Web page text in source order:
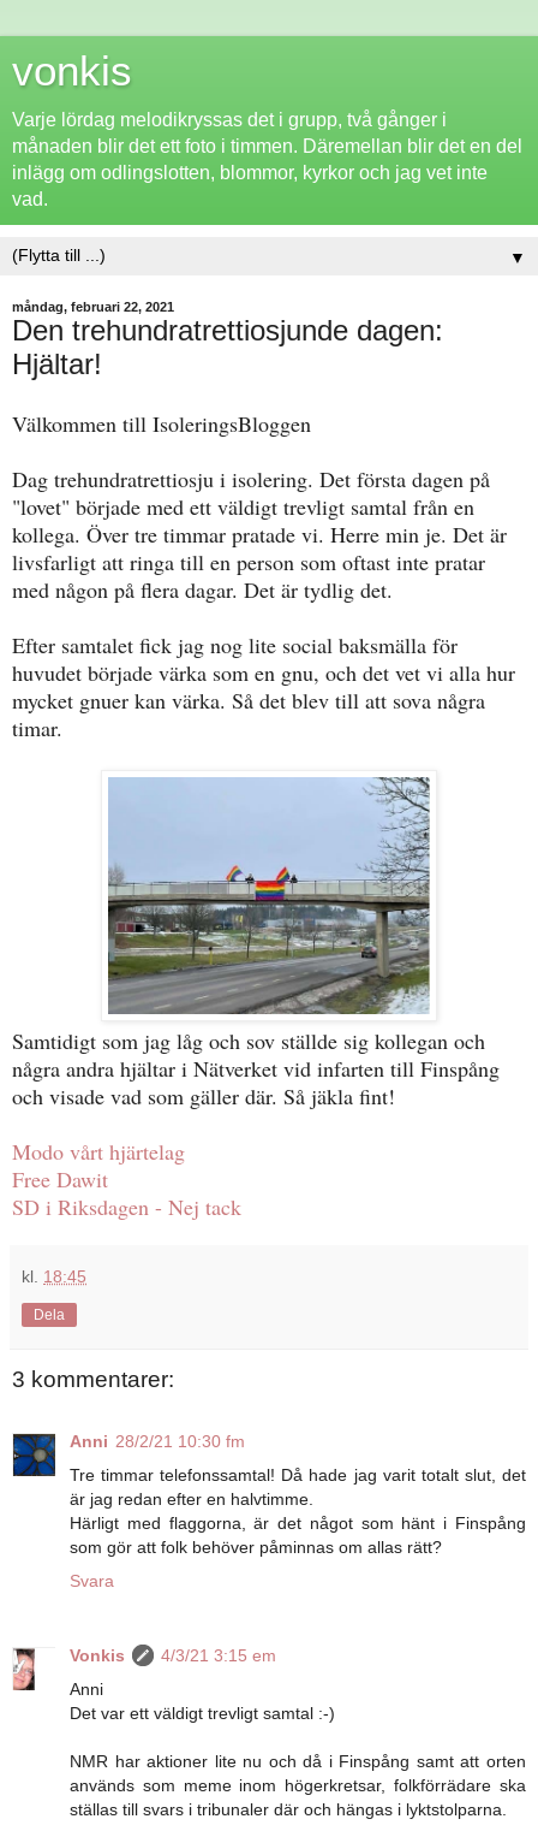
vonkis
Varje lördag melodikryssas det i grupp, två gånger i
månaden blir det ett foto i timmen. Däremellan blir det en del
inlägg om odlingslotten, blommor, kyrkor och jag vet inte
vad.
▼
måndag, februari 22, 2021
Den trehundratrettiosjunde dagen:
Hjältar!
Välkommen till IsoleringsBloggen
Dag trehundratrettiosju i isolering. Det första dagen på
"lovet" började med ett väldigt trevligt samtal från en
kollega. Över tre timmar pratade vi. Herre min je. Det är
livsfarligt att ringa till en person som oftast inte pratar
med någon på flera dagar. Det är tydlig det.
Efter samtalet fick jag nog lite social baksmälla för
huvudet började värka som en gnu, och det vet vi alla hur
mycket gnuer kan värka. Så det blev till att sova några
timar.
Samtidigt som jag låg och sov ställde sig kollegan och
några andra hjältar i Nätverket vid infarten till Finspång
och visade vad som gäller där. Så jäkla fint!
Modo vårt hjärtelag
Free Dawit
SD i Riksdagen - Nej tack
kl. 18:45
Dela
3 kommentarer:
Anni 28/2/21 10:30 fm
Tre timmar telefonssamtal! Då hade jag varit totalt slut, det
är jag redan efter en halvtimme.
Härligt med flaggorna, är det något som hänt i Finspång
som gör att folk behöver påminnas om allas rätt?
Svara
Vonkis
4/3/21 3:15 em
Anni
Det var ett väldigt trevligt samtal :-)
NMR har aktioner lite nu och då i Finspång samt att orten
används som meme inom högerkretsar, folkförrädare ska
ställas till svars i tribunaler där och hängas i lyktstolparna.